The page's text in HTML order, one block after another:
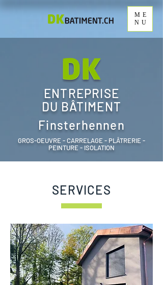
ME
NU
ENTREPRISE
DU BÂTIMENT
Finsterhennen
GROS-OEUVRE - CARRELAGE - PLÂTRERIE -
PEINTURE - ISOLATION
SERVICES